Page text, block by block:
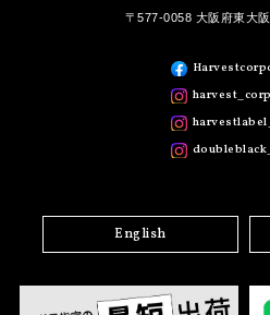
〒577-0058 大阪府東大
English